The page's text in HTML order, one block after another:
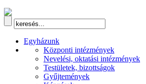
Egyházunk
Központi intézmények
Nevelési, oktatási intézmények
Testületek, bizottságok
Gyűjtemények